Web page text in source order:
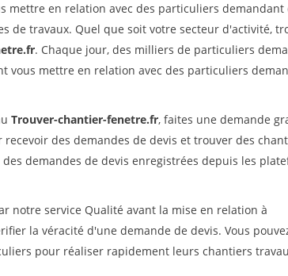
mettre en relation avec des particuliers demandant
de travaux. Quel que soit votre secteur d'activité,
. Chaque jour, des milliers de particuliers
vous mettre en relation avec des particuliers
Trouver-chantier-fenetre.fr, faites une demande
des demandes de devis et trouver des
demandes de devis enregistrées depuis les
notre service Qualité avant la mise en relation à
la véracité d'une demande de devis. Vous
pour réaliser rapidement leurs chantiers